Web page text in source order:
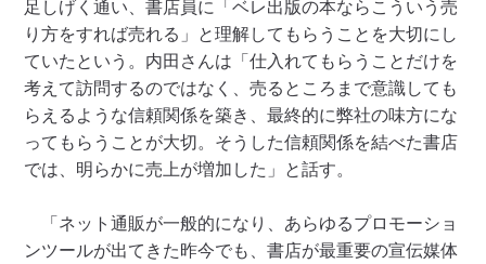
足しげく通い、書店員に「ベレ出版の本ならこういう売
り方をすれば売れる」と理解してもらうことを大切にし
ていたという。内田さんは「仕入れてもらうことだけを
考えて訪問するのではなく、売るところまで意識しても
らえるような信頼関係を築き、最終的に弊社の味方にな
ってもらうことが大切。そうした信頼関係を結べた書店
では、明らかに売上が増加した」と話す。
「ネット通販が一般的になり、あらゆるプロモーショ
ンツールが出てきた昨今でも、書店が最重要の宣伝媒体